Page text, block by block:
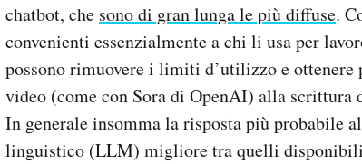
chatbot, che sono di gran lunga le più diffuse.
convenienti essenzialmente a chi li usa per
possono rimuovere i limiti d’utilizzo e
video (come con Sora di OpenAI) alla
In generale insomma la risposta più probabile
linguistico (LLM) migliore tra quelli disponibili